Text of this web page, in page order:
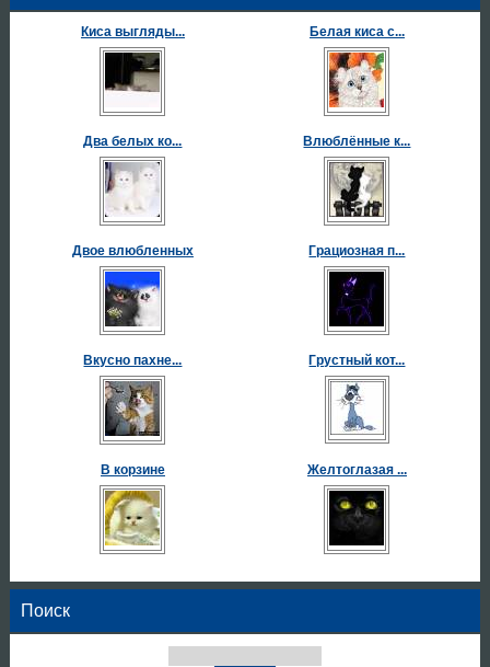
Киса выгляды... Белая киса с...
Два белых ко... Влюблённые к...
Двое влюбленных Грациозная п...
Вкусно пахне... Грустный кот...
В корзине Желтоглазая ...
Поиск